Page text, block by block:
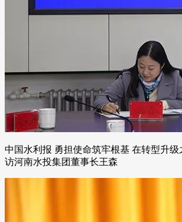
中国水利报 勇担使命筑牢根基 在转型升
访河南水投集团董事长王森